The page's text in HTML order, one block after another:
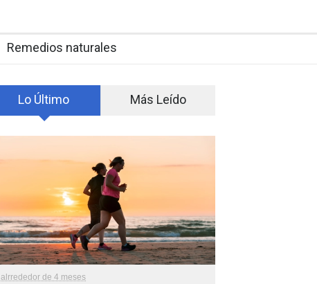
Remedios naturales
Lo Último Más Leído
alrrededor de 4 meses